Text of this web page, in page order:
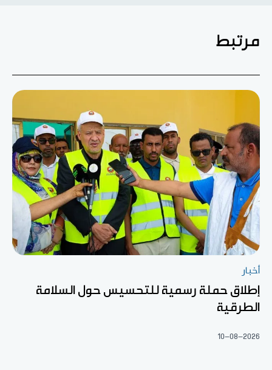
مرتبط
أخبار
إطلاق حملة رسمية للتحسيس حول السلامة
الطرقية
10-08-2026